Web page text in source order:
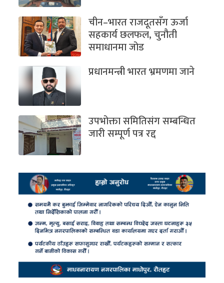
चीन–भारत राजदूतसँग ऊर्जा
सहकार्य छलफल, चुनौती
समाधानमा जोड
प्रधानमन्त्री भारत भ्रमणमा जाने
उपभोक्ता समितिसंग सम्बन्धित
जारी सम्पूर्ण पत्र रद्द